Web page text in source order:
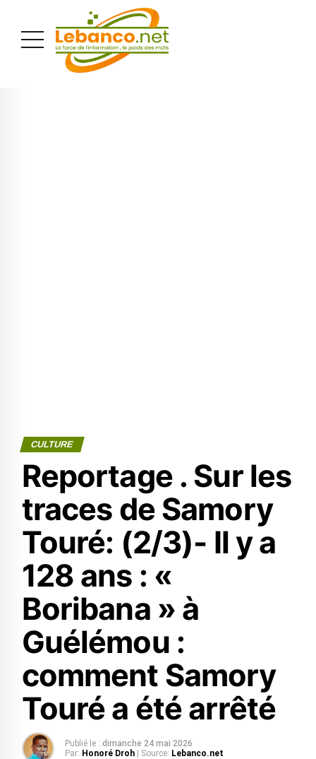
CULTURE
Reportage . Sur les
traces de Samory
Touré: (2/3)- Il y a
128 ans : «
Boribana » à
Guélémou :
comment Samory
Touré a été arrêté
Publié le : dimanche 24 mai 2026
Par: Honoré Droh | Source: Lebanco.net